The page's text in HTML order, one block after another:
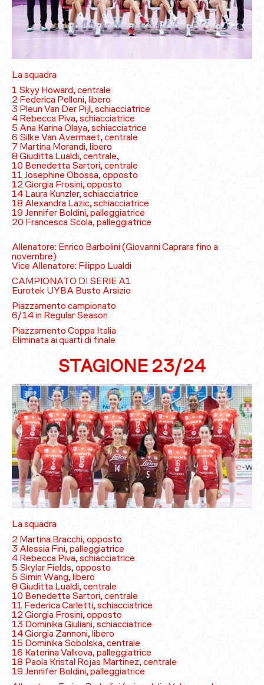
La squadra
1 Skyy Howard, centrale
2 Federica Pelloni, libero
3 Pleun Van Der Pijl, schiacciatrice
4 Rebecca Piva, schiacciatrice
5 Ana Karina Olaya, schiacciatrice
6 Silke Van Avermaet, centrale
7 Martina Morandi, libero
8 Giuditta Lualdi, centrale,
10 Benedetta Sartori, centrale
11 Josephine Obossa, opposto
12 Giorgia Frosini, opposto
14 Laura Kunzler, schiacciatrice
18 Alexandra Lazic, schiacciatrice
19 Jennifer Boldini, palleggiatrice
20 Francesca Scola, palleggiatrice
Allenatore: Enrico Barbolini (Giovanni Caprara fino a
novembre)
Vice Allenatore: Filippo Lualdi
CAMPIONATO DI SERIE A1
Eurotek UYBA Busto Arsizio
Piazzamento campionato
6/14 in Regular Season
Piazzamento Coppa Italia
Eliminata ai quarti di finale
STAGIONE 23/24
La squadra
2 Martina Bracchi, opposto
3 Alessia Fini, palleggiatrice
4 Rebecca Piva, schiacciatrice
5 Skylar Fields, opposto
5 Simin Wang, libero
8 Giuditta Lualdi, centrale
10 Benedetta Sartori, centrale
11 Federica Carletti, schiacciatrice
12 Giorgia Frosini, opposto
13 Dominika Giuliani, schiacciatrice
14 Giorgia Zannoni, libero
15 Dominika Sobolska, centrale
16 Katerina Valkova, palleggiatrice
18 Paola Kristal Rojas Martinez, centrale
19 Jennifer Boldini, palleggiatrice